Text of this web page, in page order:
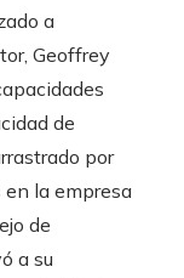
a
Geoffrey
de
por
la empresa
de
a su